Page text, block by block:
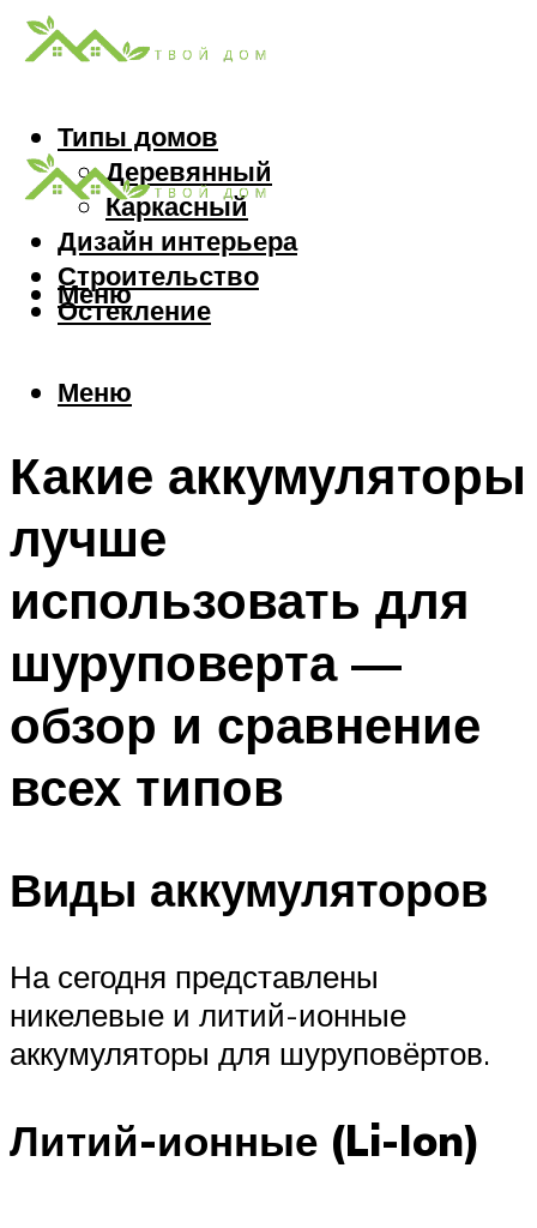
Типы домов
Деревянный
Каркасный
Дизайн интерьера
Строительство
Остекление
Меню
Меню
Какие аккумуляторы
лучше
использовать для
шуруповерта —
обзор и сравнение
всех типов
Виды аккумуляторов
На сегодня представлены
никелевые и литий-ионные
аккумуляторы для шуруповёртов.
Литий-ионные (Li-Ion)